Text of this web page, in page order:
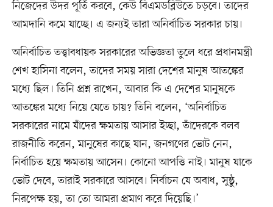
নিজেদের উদর পূর্তি করবে, কেউ বিএমডব্লিউতে চড়বে। তাদের
আমদানি কমে যাচ্ছে। এ জন্যই তারা অনির্বাচিত সরকার চায়।
অনির্বাচিত তত্ত্বাবধায়ক সরকারের অভিজ্ঞতা তুলে ধরে প্রধানমন্ত্রী
শেখ হাসিনা বলেন, তাদের সময় সারা দেশের মানুষ আতঙ্কের
মধ্যে ছিল। তিনি প্রশ্ন রাখেন, আবার কি এ দেশের মানুষকে
আতঙ্কের মধ্যে নিয়ে যেতে চায়? তিনি বলেন, ‘অনির্বাচিত
সরকারের নামে যাঁদের ক্ষমতায় আসার ইচ্ছা, তাঁদেরকে বলব
রাজনীতি করেন, মানুষের কাছে যান, জনগণের ভোট নেন,
নির্বাচিত হয়ে ক্ষমতায় আসেন। কোনো আপত্তি নাই। মানুষ যাকে
ভোট দেবে, তারাই সরকারে আসবে। নির্বাচন যে অবাধ, সুষ্ঠু,
নিরপেক্ষ হয়, তা তো আমরা প্রমাণ করে দিয়েছি।’